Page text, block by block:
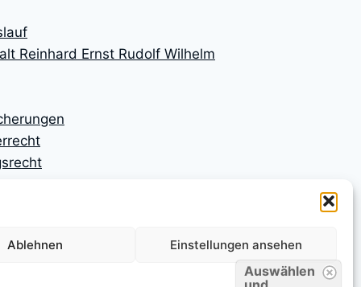
Ablehnen Einstellungen ansehen
Reinhard Ernst Rudolf Wilhelm
Auswählen